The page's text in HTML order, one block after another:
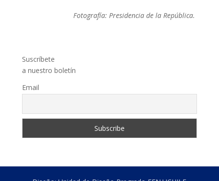
Fotografía: Presidencia de la República.
Suscríbete
a nuestro boletín
Email